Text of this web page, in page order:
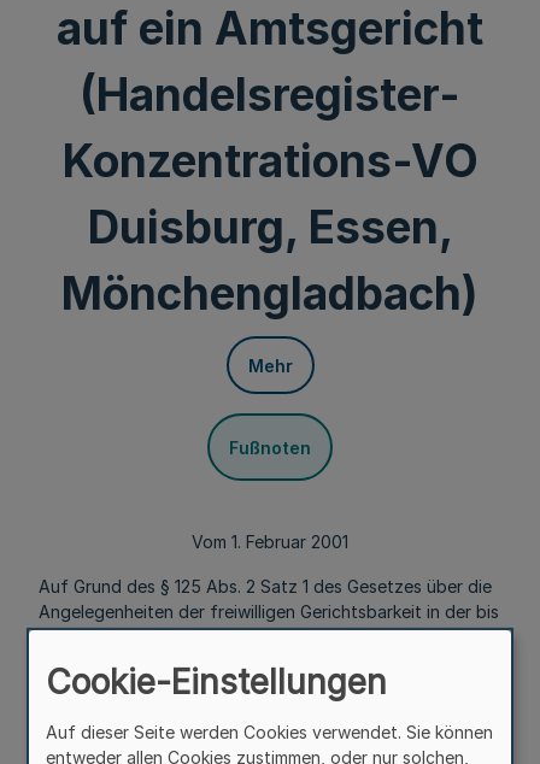
auf ein Amtsgericht
(Handelsregister-
Konzentrations-VO
Duisburg, Essen,
Mönchengladbach)
Mehr
Fußnoten
Vom 1. Februar 2001
Auf Grund des § 125 Abs. 2 Satz 1 des Gesetzes über die
Angelegenheiten der freiwilligen Gerichtsbarkeit in der bis
zum 31. Dezember 2001 geltenden Fassung in Verbindung
mit § 1 der Verordnung über die Ermächtigung des
Justizministeriums zum Erlass von Rechtsverordnungen
der freiwilligen Gerichtsbarkeit vom 22. Februar 2000 (GV.
Cookie-Einstellungen
Auf dieser Seite werden Cookies verwendet. Sie können
entweder allen Cookies zustimmen, oder nur solchen,